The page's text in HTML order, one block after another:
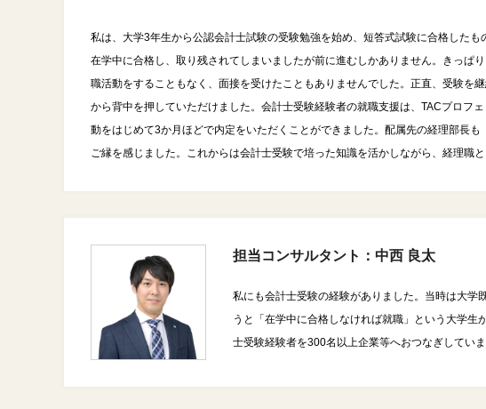
私は、大学3年生から公認会計士試験の受験勉強を始め、短答式試験に合格した
在学中に合格し、取り残されてしまいましたが前に進むしかありません。きっぱ
職活動をすることもなく、面接を受けたこともありませんでした。正直、受験を
から背中を押していただけました。会計士受験経験者の就職支援は、TACプロフ
動をはじめて3か月ほどで内定をいただくことができました。配属先の経理部長
ご縁を感じました。これからは会計士受験で培った知識を活かしながら、経理職
担当コンサルタント：中西 良太
私にも会計士受験の経験がありました。当時は大学
うと「在学中に合格しなければ就職」という大学
士受験経験者を300名以上企業等へおつなぎしてい